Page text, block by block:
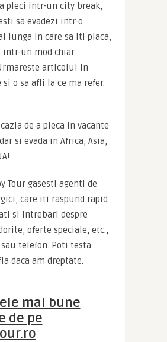
pleci intr-un city break,
sa evadezi intr-o
lunga in care sa iti placa,
intr-un mod chiar
articolul in
o sa afli la ce ma refer.
de a pleca in vacante
si evada in Africa, Asia,
Tour gasesti agenti de
care iti raspund rapid
si intrebari despre
oferte speciale, etc.,
telefon. Poti testa
daca am dreptate.
mai bune
de pe